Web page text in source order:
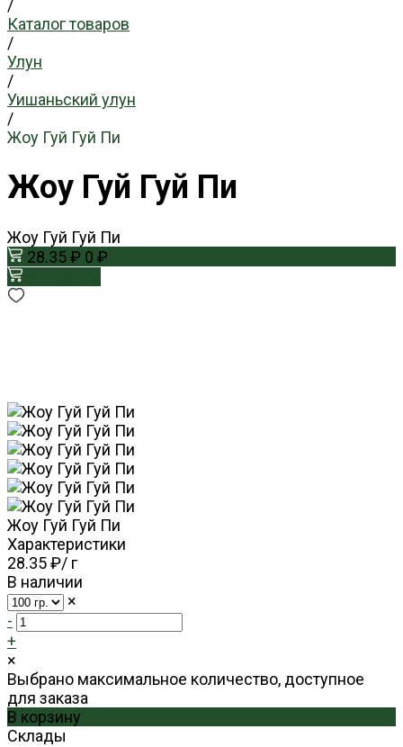
/
Каталог товаров
/
Улун
/
Уишаньский улун
/
Жоу Гуй Гуй Пи
Жоу Гуй Гуй Пи
Жоу Гуй Гуй Пи
28.35 ₽ 0 ₽
Жоу Гуй Гуй Пи
Характеристики
28.35 ₽/ г
В наличии
×
-
+
×
Выбрано максимальное количество, доступное
для заказа
В корзину
Склады